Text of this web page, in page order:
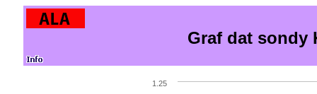
Graf dat sondy
1.25